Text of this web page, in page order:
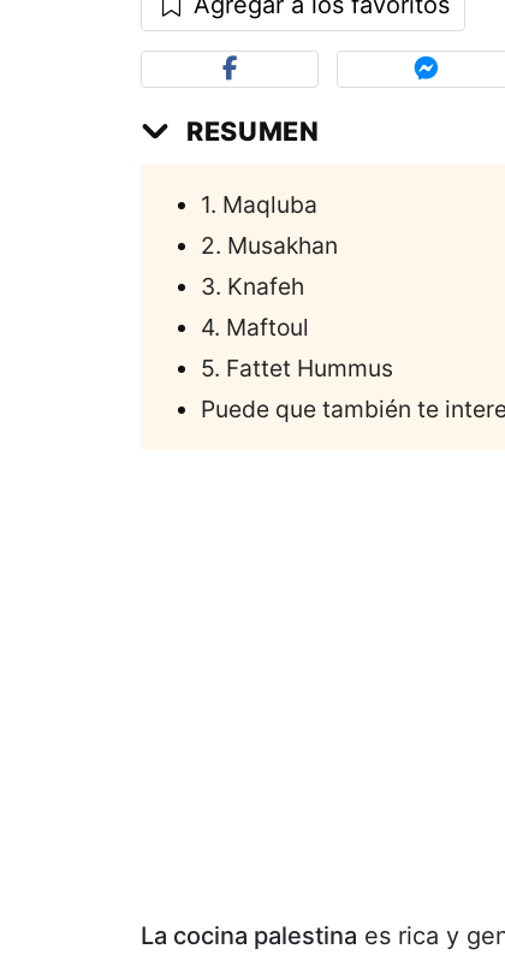
RESUMEN
1. Maqluba
2. Musakhan
3. Knafeh
4. Maftoul
5. Fattet Hummus
Puede que también te
La cocina palestina es rica y